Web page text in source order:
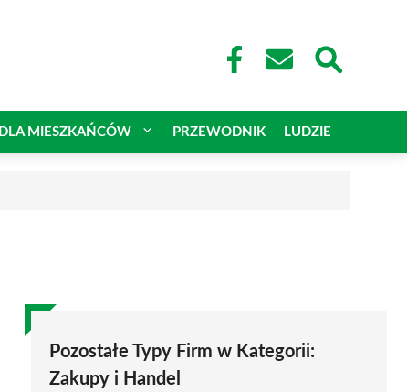
DLA MIESZKAŃCÓW PRZEWODNIK LUDZIE
Pozostałe Typy Firm w Kategorii:
Zakupy i Handel